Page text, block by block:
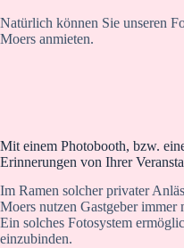
Natürlich können Sie unseren
Moers anmieten.
Mit einem Photobooth, bzw.
Erinnerungen von Ihrer
Im Ramen solcher privater
Moers nutzen Gastgeber
Ein solches Fotosystem
einzubinden.